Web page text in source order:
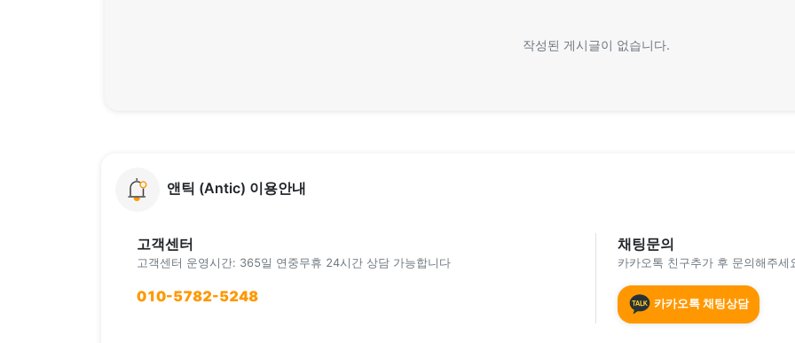
작성된 게시글이 없습니다.
앤틱 (Antic) 이용안내
고객센터
고객센터 운영시간: 365일 연중무휴 24시간 상담 가능합니다
010-5782-5248
채팅문의
카카오톡 친구추가 후 문의해주세
카카오톡 채팅상담